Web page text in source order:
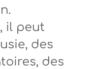
il peut
des
des